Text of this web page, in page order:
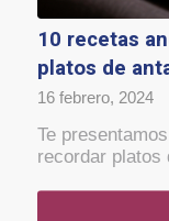
10 recetas
platos de
16 febrero, 2024
Te
recordar